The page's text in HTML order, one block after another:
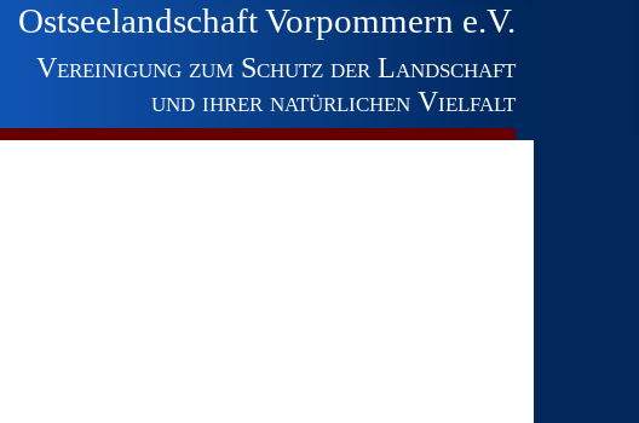
Vereinigung zum Schutz der Landschaft
und ihrer natürlichen Vielfalt
Ostseelandschaft Vorpommern e.V.